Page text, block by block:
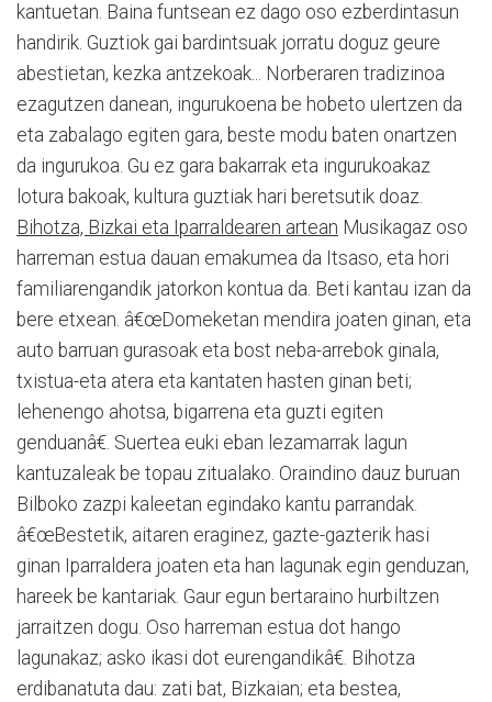
kantuetan. Baina funtsean ez dago oso ezberdintasun
handirik. Guztiok gai bardintsuak jorratu doguz geure
abestietan, kezka antzekoak... Norberaren tradizinoa
ezagutzen danean, ingurukoena be hobeto ulertzen da
eta zabalago egiten gara, beste modu baten onartzen
da ingurukoa. Gu ez gara bakarrak eta ingurukoakaz
lotura bakoak, kultura guztiak hari beretsutik doaz.
Bihotza, Bizkai eta Iparraldearen artean Musikagaz oso
harreman estua dauan emakumea da Itsaso, eta hori
familiarengandik jatorkon kontua da. Beti kantau izan da
bere etxean. â€œDomeketan mendira joaten ginan, eta
auto barruan gurasoak eta bost neba-arrebok ginala,
txistua-eta atera eta kantaten hasten ginan beti;
lehenengo ahotsa, bigarrena eta guzti egiten
genduanâ€. Suertea euki eban lezamarrak lagun
kantuzaleak be topau zitualako. Oraindino dauz buruan
Bilboko zazpi kaleetan egindako kantu parrandak.
â€œBestetik, aitaren eraginez, gazte-gazterik hasi
ginan Iparraldera joaten eta han lagunak egin genduzan,
hareek be kantariak. Gaur egun bertaraino hurbiltzen
jarraitzen dogu. Oso harreman estua dot hango
lagunakaz; asko ikasi dot eurengandikâ€. Bihotza
erdibanatuta dau: zati bat, Bizkaian; eta bestea,